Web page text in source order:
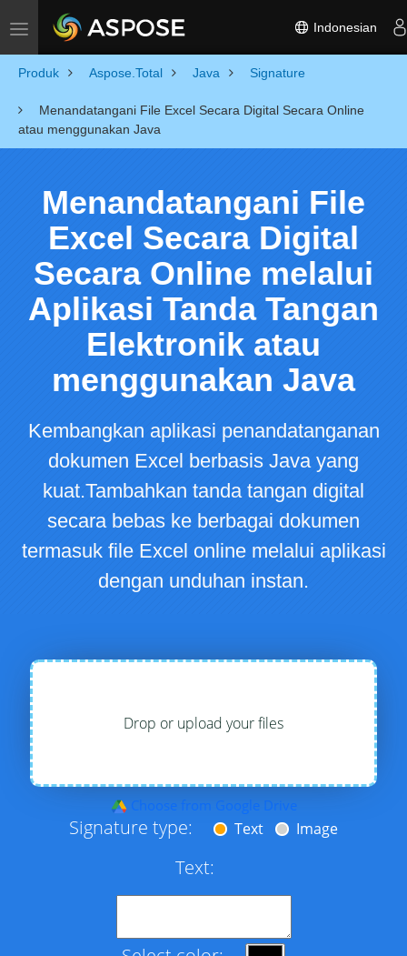
Toggle navigation Indonesian
Produk Aspose.Total Java Signature
Menandatangani File Excel Secara Digital Secara Online
atau menggunakan Java
Menandatangani File
Excel Secara Digital
Secara Online melalui
Aplikasi Tanda Tangan
Elektronik atau
menggunakan Java
Kembangkan aplikasi penandatanganan
dokumen Excel berbasis Java yang
kuat.Tambahkan tanda tangan digital
secara bebas ke berbagai dokumen
termasuk file Excel online melalui aplikasi
dengan unduhan instan.